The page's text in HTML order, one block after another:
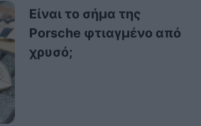
Είναι το σήμα της
Porsche φτιαγμένο από
χρυσό;